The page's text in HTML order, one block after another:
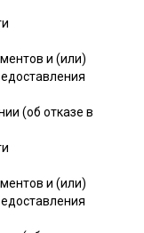
и (или)
(об отказе в
и (или)